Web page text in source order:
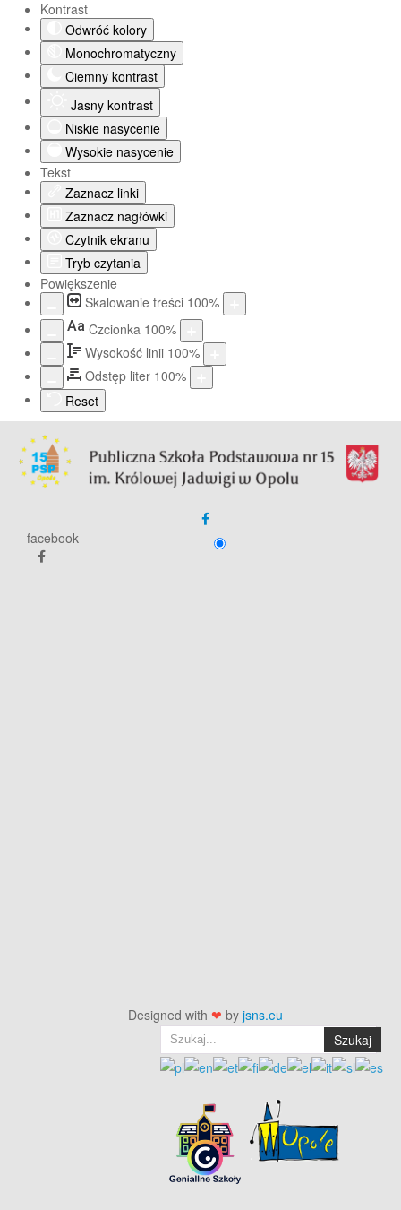
Kontrast
Odwróć kolory
Monochromatyczny
Ciemny kontrast
Jasny kontrast
Niskie nasycenie
Wysokie nasycenie
Tekst
Zaznacz linki
Zaznacz nagłówki
Czytnik ekranu
Tryb czytania
Powiększenie
Skalowanie treści 100%
Aa Czcionka 100%
Wysokość linii 100%
Odstęp liter 100%
Reset
facebook
Designed with ❤ by jsns.eu
Szukaj